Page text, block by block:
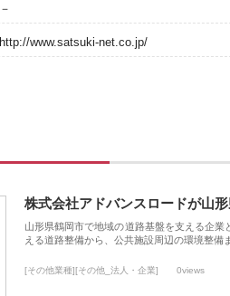
－
http://www.satsuki-net.co.jp/
株式会社アドバンスロードが山
山形県鶴岡市で地域の道路基盤を支える企
える道路整備から、公共施設周辺の環境整
[その他業種][その他_法人・企業] 0views